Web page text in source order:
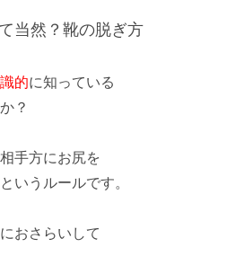
当然？靴の脱ぎ方
的に知っている
？
手方にお尻を
というルールです。
におさらいして